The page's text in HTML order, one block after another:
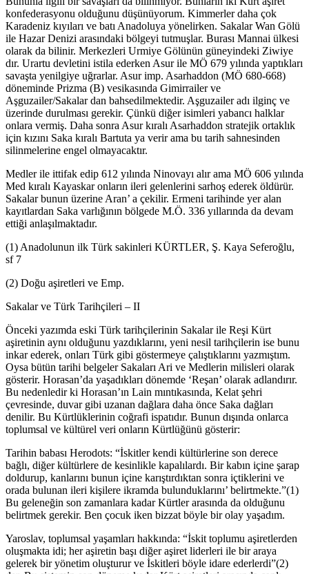
konfederasyonu olduğunu düşünüyorum. Kimmerler daha çok
Karadeniz kıyıları ve batı Anadoluya yönelirken. Sakalar Wan Gölü
ile Hazar Denizi arasındaki bölgeyi tutmuşlar. Burası Mannai ülkesi
olarak da bilinir. Merkezleri Urmiye Gölünün güneyindeki Ziwiye
dır. Urartu devletini istila ederken Asur ile MÖ 679 yılında yaptıkları
savaşta yenilgiye uğrarlar. Asur imp. Asarhaddon (MÖ 680-668)
döneminde Prizma (B) vesikasında Gimirrailer ve
Aşguzailer/Sakalar dan bahsedilmektedir. Aşguzailer adı ilginç ve
üzerinde durulması gerekir. Çünkü diğer isimleri yabancı halklar
onlara vermiş. Daha sonra Asur kıralı Asarhaddon stratejik ortaklık
için kızını Saka kıralı Bartuta ya verir ama bu tarih sahnesinden
silinmelerine engel olmayacaktır.
Medler ile ittifak edip 612 yılında Ninovayı alır ama MÖ 606 yılında
Med kıralı Kayaskar onların ileri gelenlerini sarhoş ederek öldürür.
Sakalar bunun üzerine Aran’ a çekilir. Ermeni tarihinde yer alan
kayıtlardan Saka varlığının bölgede M.Ö. 336 yıllarında da devam
ettiği anlaşılmaktadır.
(1) Anadolunun ilk Türk sakinleri KÜRTLER, Ş. Kaya Seferoğlu,
sf 7
(2) Doğu aşiretleri ve Emp.
Sakalar ve Türk Tarihçileri – II
Önceki yazımda eski Türk tarihçilerinin Sakalar ile Reşi Kürt
aşiretinin aynı olduğunu yazdıklarını, yeni nesil tarihçilerin ise bunu
inkar ederek, onları Türk gibi göstermeye çalıştıklarını yazmıştım.
Oysa bütün tarihi belgeler Sakaları Ari ve Medlerin milisleri olarak
gösterir. Horasan’da yaşadıkları dönemde ‘Reşan’ olarak adlandırır.
Bu nedenledir ki Horasan’ın Lain mıntıkasında, Kelat şehri
çevresinde, duvar gibi uzanan dağlara daha önce Saka dağları
denilir. Bu Kürtlüklerinin coğrafi ispatıdır. Bunun dışında onlarca
toplumsal ve kültürel veri onların Kürtlüğünü gösterir:
Tarihin babası Herodots: “İskitler kendi kültürlerine son derece
bağlı, diğer kültürlere de kesinlikle kapalılardı. Bir kabın içine şarap
doldurup, kanlarını bunun içine karıştırdıktan sonra içtiklerini ve
orada bulunan ileri kişilere ikramda bulunduklarını’ belirtmekte.”(1)
Bu geleneğin son zamanlara kadar Kürtler arasında da olduğunu
belirtmek gerekir. Ben çocuk iken bizzat böyle bir olay yaşadım.
Yaroslav, toplumsal yaşamları hakkında: “İskit toplumu aşiretlerden
oluşmakta idi; her aşiretin başı diğer aşiret liderleri ile bir araya
gelerek bir yönetim oluşturur ve İskitleri böyle idare ederlerdi”(2)